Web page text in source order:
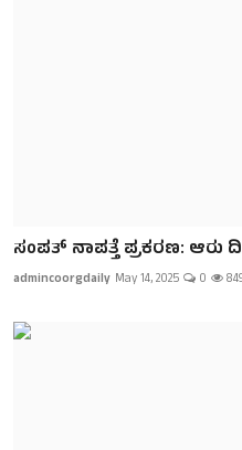
ಸಂಪತ್ ನಾಪತ್ತೆ ಪ್ರಕರಣ: ಆರು
admincoorgdaily May 14, 2025 0